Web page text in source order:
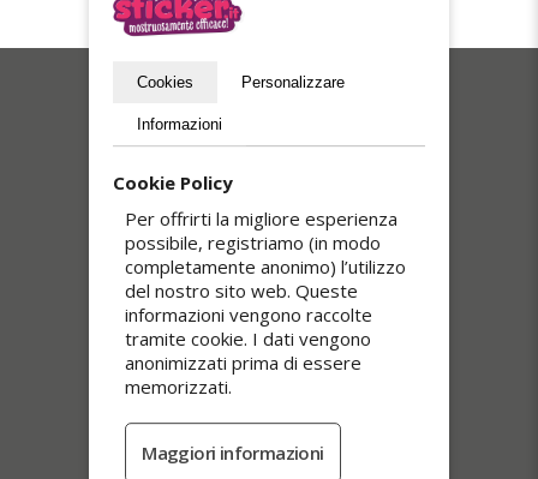
I nostri più venduti
Adesivi trasparenti
Cookies Personalizzare
Informazioni
Cookie Policy
Per offrirti la migliore esperienza
possibile, registriamo (in modo
completamente anonimo) l’utilizzo
del nostro sito web. Queste
informazioni vengono raccolte
tramite cookie. I dati vengono
anonimizzati prima di essere
memorizzati.